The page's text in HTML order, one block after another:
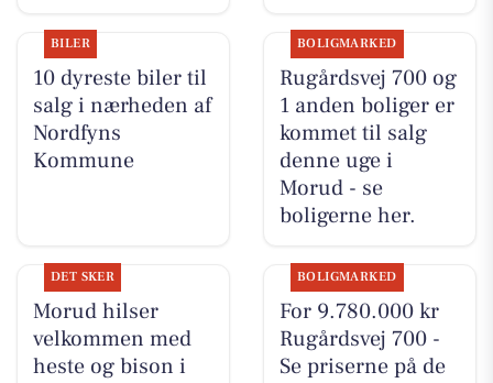
BILER
10 dyreste biler til
salg i nærheden af
Nordfyns
Kommune
BOLIGMARKED
Rugårdsvej 700 og
1 anden boliger er
kommet til salg
denne uge i
Morud - se
boligerne her.
DET SKER
Morud hilser
velkommen med
heste og bison i
BOLIGMARKED
For 9.780.000 kr
Rugårdsvej 700 -
Se priserne på de